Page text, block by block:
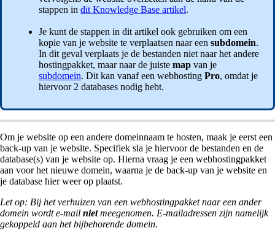
stappen in dit Knowledge Base artikel.
Je kunt de stappen in dit artikel ook gebruiken om een
kopie van je website te verplaatsen naar een subdomein.
In dit geval verplaats je de bestanden niet naar het andere
hostingpakket, maar naar de juiste map van je
subdomein. Dit kan vanaf een webhosting Pro, omdat je
hiervoor 2 databases nodig hebt.
Om je website op een andere domeinnaam te hosten, maak je eerst een
back-up van je website. Specifiek sla je hiervoor de bestanden en de
database(s) van je website op. Hierna vraag je een webhostingpakket
aan voor het nieuwe domein, waarna je de back-up van je website en
je database hier weer op plaatst.
Let op: Bij het verhuizen van een webhostingpakket naar een ander
domein wordt e-mail nietmeegenomen. E-mailadressen zijn namelijk
gekoppeld aan het bijbehorende domein.